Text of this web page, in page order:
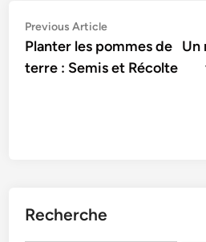
Navigation
de
l’article
Previous ArticlePrevious
article:
Planter les pommes de
terre : Semis et Récolte
Un
Recherche